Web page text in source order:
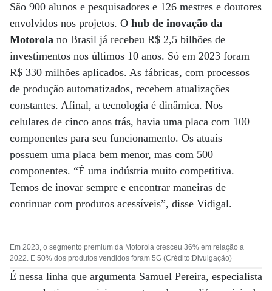
São 900 alunos e pesquisadores e 126 mestres e doutores
envolvidos nos projetos. O hub de inovação da
Motorola no Brasil já recebeu R$ 2,5 bilhões de
investimentos nos últimos 10 anos. Só em 2023 foram
R$ 330 milhões aplicados. As fábricas, com processos
de produção automatizados, recebem atualizações
constantes. Afinal, a tecnologia é dinâmica. Nos
celulares de cinco anos trás, havia uma placa com 100
componentes para seu funcionamento. Os atuais
possuem uma placa bem menor, mas com 500
componentes. “É uma indústria muito competitiva.
Temos de inovar sempre e encontrar maneiras de
continuar com produtos acessíveis”, disse Vidigal.
Em 2023, o segmento premium da Motorola cresceu 36% em relação a
2022. E 50% dos produtos vendidos foram 5G (Crédito:Divulgação)
É nessa linha que argumenta Samuel Pereira, especialista